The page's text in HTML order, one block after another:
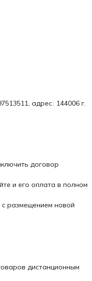
адрес : 144006 г.
договор
и его оплата в полном
размещением новой
дистанционным